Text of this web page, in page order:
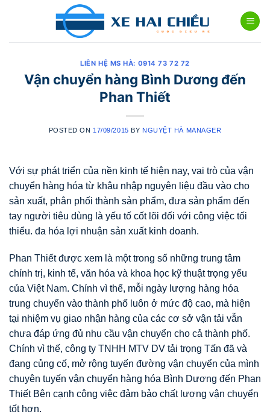
LIÊN HỆ MS HÀ: 0914 73 72 72
Vận chuyển hàng Bình Dương đến
Phan Thiết
POSTED ON 17/09/2015 BY NGUYỆT HÀ MANAGER
Với sự phát triển của nền kinh tế hiện nay, vai trò của vận
chuyển hàng hóa từ khâu nhập nguyên liệu đầu vào cho
sản xuất, phân phối thành sản phẩm, đưa sản phẩm đến
tay người tiêu dùng là yếu tố cốt lõi đối với công việc tối
thiểu. đa hóa lợi nhuận sản xuất kinh doanh.
Phan Thiết được xem là một trong số những trung tâm
chính trị, kinh tế, văn hóa và khoa học kỹ thuật trọng yếu
của Việt Nam. Chính vì thế, mỗi ngày lượng hàng hóa
trung chuyển vào thành phố luôn ở mức độ cao, mà hiện
tại nhiệm vụ giao nhận hàng của các cơ sở vận tải vẫn
chưa đáp ứng đủ nhu cầu vận chuyển cho cả thành phố.
Chính vì thế, công ty TNHH MTV DV tải trọng Tấn đã và
đang củng cố, mở rộng tuyến đường vận chuyển của mình
chuyên tuyến vận chuyển hàng hóa Bình Dương đến Phan
Thiết Bên cạnh công việc đảm bảo chất lượng vận chuyển
tốt hơn.